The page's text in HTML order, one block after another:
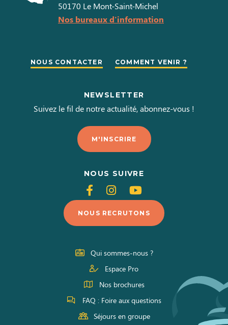
50170 Le Mont-Saint-Michel
Nos bureaux d'information
NOUS CONTACTER COMMENT VENIR ?
NEWSLETTER
Suivez le fil de notre actualité, abonnez-vous !
M'INSCRIRE
NOUS SUIVRE
Suivez-
nous
sur
Facebook
Suivez-
nous
sur
Instagram
Suivez-
nous
sur
Youtube
NOUS RECRUTONS
Qui sommes-nous ?
Espace Pro
Nos brochures
FAQ : Foire aux questions
Séjours en groupe